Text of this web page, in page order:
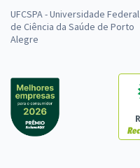
UFCSPA - Universidade Federal
de Ciência da Saúde de Porto
Alegre